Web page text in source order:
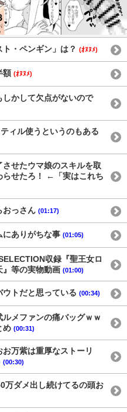
ト・ペンギン」は？ (ｵﾇﾇﾒ)
額 (ｵﾇﾇﾒ)
しかして欠点がないので
ィル使うというのもある
させたウマ娘のスキルを取
せたろ！ ←「実はこれち
おっさん (01:17)
にありがちな事 (01:05)
収録『聖王女ロ
』等の実物動画 (01:00)
ウトだと思っている (00:34)
ルメファンの痛バッグｗｗ
め (00:31)
お万紫は重厚なストーリ
(00:30)
万ダメ出し続けてるの頭お